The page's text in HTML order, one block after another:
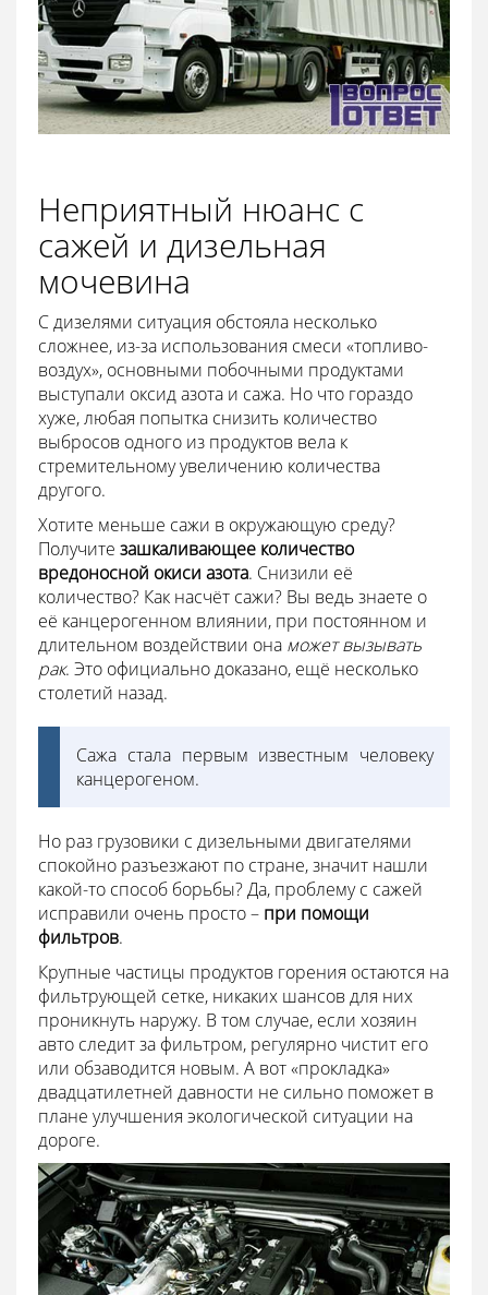
Неприятный нюанс с
сажей и дизельная
мочевина
С дизелями ситуация обстояла несколько
сложнее, из-за использования смеси «топливо-
воздух», основными побочными продуктами
выступали оксид азота и сажа. Но что гораздо
хуже, любая попытка снизить количество
выбросов одного из продуктов вела к
стремительному увеличению количества
другого.
Хотите меньше сажи в окружающую среду?
Получите зашкаливающее количество
вредоносной окиси азота. Снизили её
количество? Как насчёт сажи? Вы ведь знаете о
её канцерогенном влиянии, при постоянном и
длительном воздействии она может вызывать
рак. Это официально доказано, ещё несколько
столетий назад.
Сажа стала первым известным человеку
канцерогеном.
Но раз грузовики с дизельными двигателями
спокойно разъезжают по стране, значит нашли
какой-то способ борьбы? Да, проблему с сажей
исправили очень просто – при помощи
фильтров.
Крупные частицы продуктов горения остаются на
фильтрующей сетке, никаких шансов для них
проникнуть наружу. В том случае, если хозяин
авто следит за фильтром, регулярно чистит его
или обзаводится новым. А вот «прокладка»
двадцатилетней давности не сильно поможет в
плане улучшения экологической ситуации на
дороге.